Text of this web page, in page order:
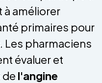
à améliorer
primaires pour
Les pharmaciens
évaluer et
l'angine